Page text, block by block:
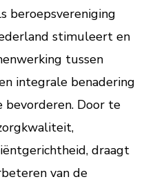
beroepsvereniging
stimuleert en
tussen
integrale benadering
bevorderen. Door te
draagt
van de